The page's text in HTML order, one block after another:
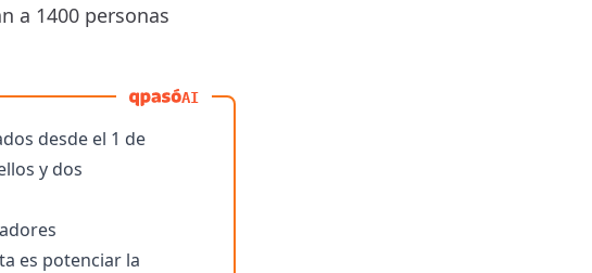
a 1400 personas
AI
desde el 1 de
y dos
es potenciar la